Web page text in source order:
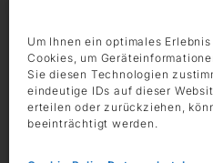
Um Ihnen ein optimales
Cookies, um
Sie diesen Technologien
eindeutige IDs auf dieser
erteilen oder zurückziehen,
beeinträchtigt werden.